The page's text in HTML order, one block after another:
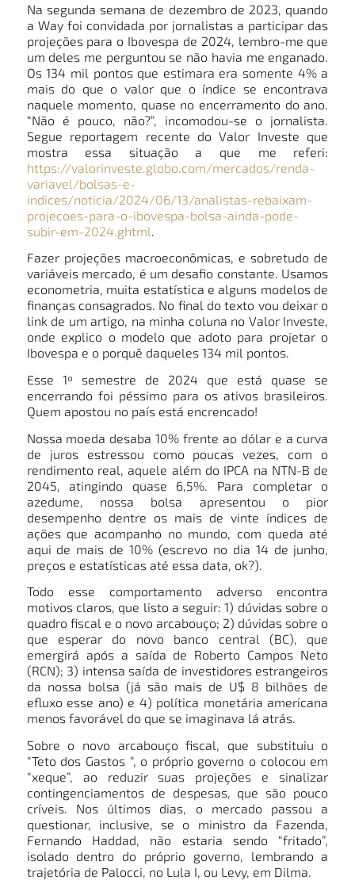
Na segunda semana de dezembro de 2023, quando
a Way foi convidada por jornalistas a participar das
projeções para o Ibovespa de 2024, lembro-me que
um deles me perguntou se não havia me enganado.
Os 134 mil pontos que estimara era somente 4% a
mais do que o valor que o índice se encontrava
naquele momento, quase no encerramento do ano.
“Não é pouco, não?”, incomodou-se o jornalista.
Segue reportagem recente do Valor Investe que
mostra essa situação a que me referi:
https://valorinveste.globo.com/mercados/renda-
variavel/bolsas-e-
indices/noticia/2024/06/13/analistas-rebaixam-
projecoes-para-o-ibovespa-bolsa-ainda-pode-
subir-em-2024.ghtml
Fazer projeções macroeconômicas, e sobretudo de
variáveis mercado, é um desafio constante. Usamos
econometria, muita estatística e alguns modelos de
finanças consagrados. No final do texto vou deixar o
link de um artigo, na minha coluna no Valor Investe,
onde explico o modelo que adoto para projetar o
Ibovespa e o porquê daqueles 134 mil pontos.
Esse 1º semestre de 2024 que está quase se
encerrando foi péssimo para os ativos brasileiros.
Quem apostou no país está encrencado!
Nossa moeda desaba 10% frente ao dólar e a curva
de juros estressou como poucas vezes, com o
rendimento real, aquele além do IPCA na NTN-B de
2045, atingindo quase 6,5%. Para completar o
azedume, nossa bolsa apresentou o pior
desempenho dentre os mais de vinte índices de
ações que acompanho no mundo, com queda até
aqui de mais de 10% (escrevo no dia 14 de junho,
preços e estatísticas até essa data, ok?).
Todo esse comportamento adverso encontra
motivos claros, que listo a seguir: 1) dúvidas sobre o
quadro fiscal e o novo arcabouço; 2) dúvidas sobre o
que esperar do novo banco central (BC), que
emergirá após a saída de Roberto Campos Neto
(RCN); 3) intensa saída de investidores estrangeiros
da nossa bolsa (já são mais de U$ 8 bilhões de
efluxo esse ano) e 4) política monetária americana
menos favorável do que se imaginava lá atrás.
Sobre o novo arcabouço fiscal, que substituiu o
“Teto dos Gastos “, o próprio governo o colocou em
“xeque”, ao reduzir suas projeções e sinalizar
contingenciamentos de despesas, que são pouco
críveis. Nos últimos dias, o mercado passou a
questionar, inclusive, se o ministro da Fazenda,
Fernando Haddad, não estaria sendo “fritado”,
isolado dentro do próprio governo, lembrando a
trajetória de Palocci, no Lula I, ou Levy, em Dilma.